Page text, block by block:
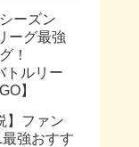
ーズン
ーグ最強
！
トルリー
】
】ファン
強おすす